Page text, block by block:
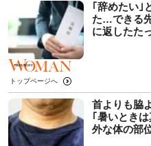
｢辞めたい｣
た…できる
に返したた
トップページへ
首よりも脇
｢暑いとき
外な体の部